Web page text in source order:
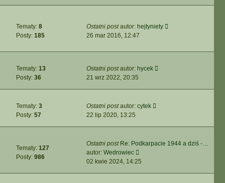
s
w
t
a
n
o
s
y
p
t
y
o
Tematy: 8
Posty: 185
Ostatni postautor: hejtyniety
w
l
n
w
26 mar 2016, 12:47
Tematy: 13
Posty: 36
Ostatni postautor: hycek
n
21 wrz 2022, 20:35
Tematy: 3
Posty: 57
Ostatni postautor: cytek
i
22 lip 2020, 13:25
Tematy: 127
Posty: 986
Ostatni post Re: Podkarpacie 1944 a dziś -…
autor: Wedrowiec
y
02 kwie 2024, 14:25